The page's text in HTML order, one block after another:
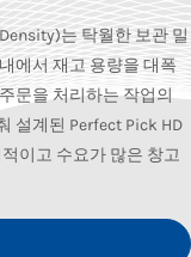
는 탁월한 보관 밀
에서 재고 용량을 대폭
문을 처리하는 작업의
설계된 Perfect Pick HD
이고 수요가 많은 창고